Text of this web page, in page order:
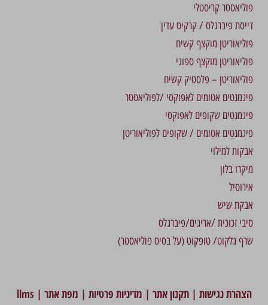
פוליאסטר קריסטלי
דייסת פיברגלס / קרקיט עדין
פוליאוריטן מוקצף קשיח
פוליאוריטן מוקצף ספוגי
פוליאוריטן – פלסטיק קשיח
פיגמנטים אטומים לאפוקסי /לפוליאסטר
פיגמנטים שקופים לאפוקסי
פיגמנטים אטומים / שקופים לפוליאוריטן
אבקות למילוי
מיקרו בלון
אירוסיל
אבקת שיש
סיבי זכוכית /אריגים/פיברגלס
שרף גלקוט/ טופקוט (על בסיס פוליאסטר)
הצהרת נגישות |תקנון אתר | מדיניות פרטיות | מפת אתר |
llms